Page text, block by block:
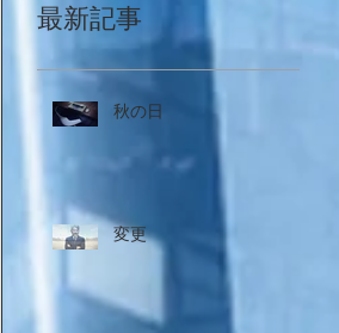
最新記事
秋の日
変更